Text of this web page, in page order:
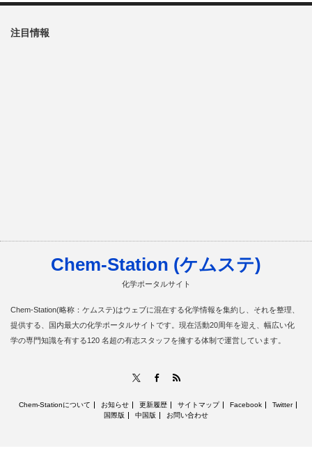
注目情報
Chem-Station (ケムステ)
化学ポータルサイト
Chem-Station(略称：ケムステ)はウェブに混在する化学情報を集約し、それを整理、
提供する、国内最大の化学ポータルサイトです。現在活動20周年を迎え、幅広い化
学の専門知識を有する120 名超の有志スタッフを擁する体制で運営しています。
Facebook
Chem-Stationについて お知らせ 更新履歴 サイトマップ Facebook
Twitter
国際版
中国版 お問い合わせ